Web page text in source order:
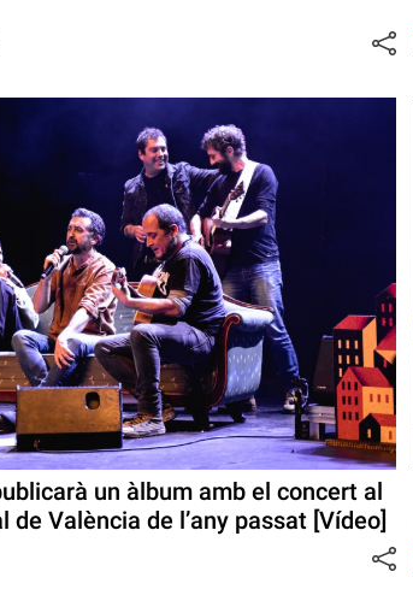
un àlbum amb el concert al
de València de l’any passat [Vídeo]